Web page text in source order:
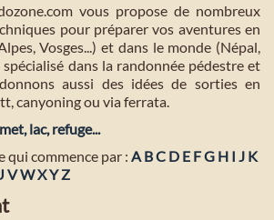
vous propose de nombreux
pour préparer vos aventures en
Vosges...) et dans le monde (Népal,
spécialisé dans la randonnée pédestre et
aussi des idées de sorties en
canyoning ou via ferrata.
lac, refuge...
qui commence par : A BC D E FG H I J K
VWXYZ